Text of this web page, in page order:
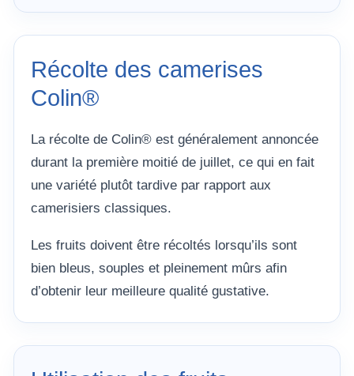
Récolte des camerises
Colin®
La récolte de Colin® est généralement annoncée
durant la première moitié de juillet, ce qui en fait
une variété plutôt tardive par rapport aux
camerisiers classiques.
Les fruits doivent être récoltés lorsqu’ils sont
bien bleus, souples et pleinement mûrs afin
d’obtenir leur meilleure qualité gustative.